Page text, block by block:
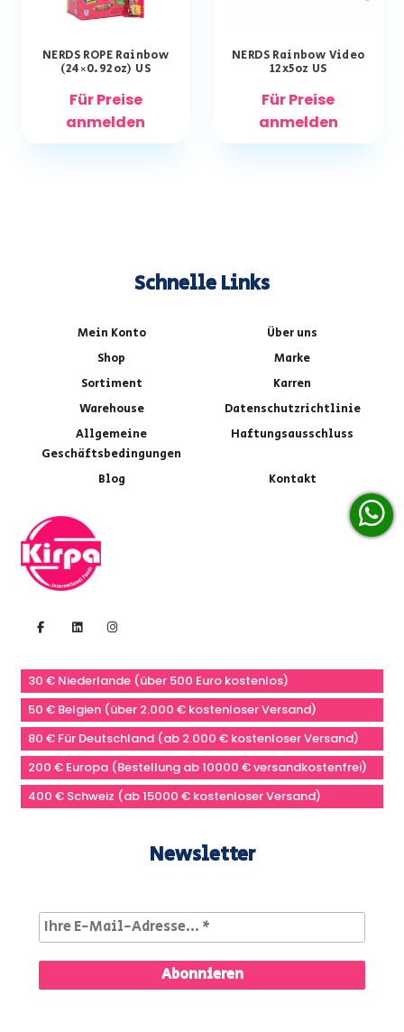
NERDS ROPE Rainbow
(24×0.92oz) US
Für Preise
anmelden
NERDS Rainbow Video
12x5oz US
Für Preise
anmelden
Schnelle Links
Mein Konto
Über uns
Shop
Marke
Sortiment
Karren
Warehouse
Datenschutzrichtlinie
Allgemeine
Geschäftsbedingungen
Haftungsausschluss
Blog Kontakt
30 € Niederlande (über 500 Euro kostenlos)
50 € Belgien (über 2.000 € kostenloser Versand)
80 € Für Deutschland (ab 2.000 € kostenloser Versand)
200 € Europa (Bestellung ab 10000 € versandkostenfrei)
400 € Schweiz (ab 15000 € kostenloser Versand)
Newsletter